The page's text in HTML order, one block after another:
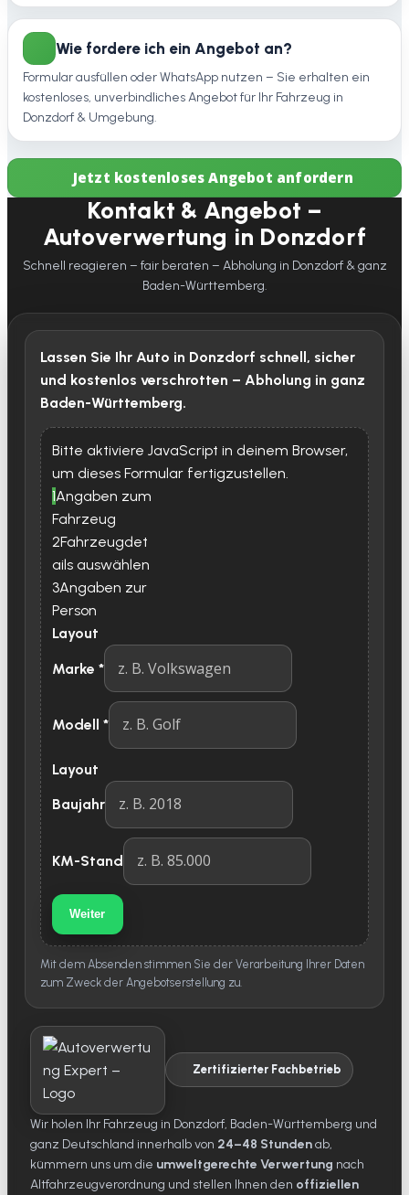
Wie fordere ich ein Angebot an?
Formular ausfüllen oder WhatsApp nutzen – Sie erhalten ein
kostenloses, unverbindliches Angebot für Ihr Fahrzeug in
Donzdorf & Umgebung.
Jetzt kostenloses Angebot anfordern
Kontakt & Angebot –
Autoverwertung in Donzdorf
Schnell reagieren – fair beraten – Abholung in Donzdorf & ganz
Baden-Württemberg.
Lassen Sie Ihr Auto in Donzdorf schnell, sicher
und kostenlos verschrotten – Abholung in ganz
Baden-Württemberg.
Bitte aktiviere JavaScript in deinem Browser,
um dieses Formular fertigzustellen.
1Angaben zum
Fahrzeug
2Fahrzeugdet
ails auswählen
3Angaben zur
Person
Layout
Marke *
Modell *
Layout
Baujahr
KM-Stand
Weiter
Mit dem Absenden stimmen Sie der Verarbeitung Ihrer Daten
zum Zweck der Angebotserstellung zu.
Zertifizierter Fachbetrieb
Wir holen Ihr Fahrzeug in Donzdorf, Baden-Württemberg und
ganz Deutschland innerhalb von 24–48 Stundenab,
kümmern uns um die umweltgerechte Verwertung nach
Altfahrzeugverordnung und stellen Ihnen den offiziellen